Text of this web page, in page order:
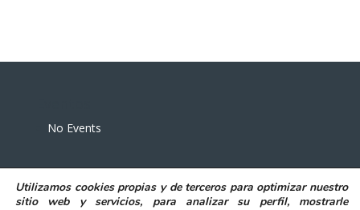
No Events
Utilizamos cookies propias y de terceros para optimizar nuestro
sitio web y servicios, para analizar su perfil, mostrarle